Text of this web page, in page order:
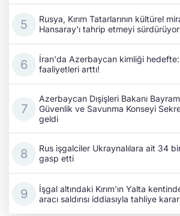
Rusya, Kırım Tatarlarının kültürel
Hansaray'ı tahrip etmeyi sürdürüyor
İran'da Azerbaycan kimliği
faaliyetleri arttı!
Azerbaycan Dışişleri Bakanı
Güvenlik ve Savunma Konseyi
geldi
Rus işgalciler Ukraynalılara ait 34
gasp etti
İşgal altındaki Kırım'ın Yalta
aracı saldırısı iddiasıyla tahliye